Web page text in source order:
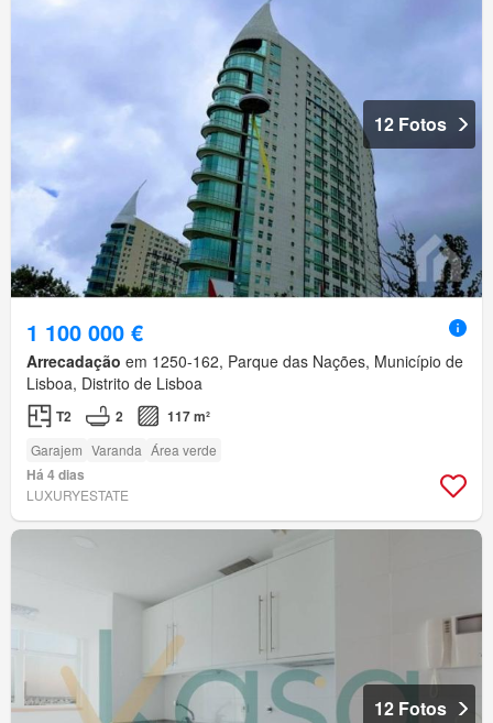
12 Fotos
1 100 000 €
Arrecadação em 1250-162, Parque das Nações, Município de
Lisboa, Distrito de Lisboa
T2 2 117 m²
Garajem Varanda Área verde
Há 4 dias
LUXURYESTATE
12 Fotos